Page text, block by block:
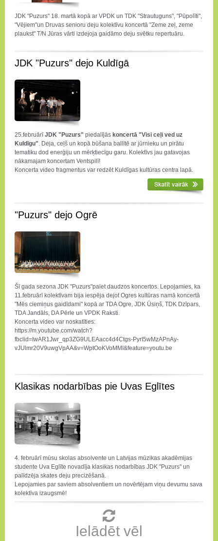
JDK "Puzurs" 18. martā kopā ar VPDK un TDK "Strautuguns", "Pūpolīti",
"Vējiem"un Druvas senioru deju kolektīvu koncertā "Zeme zeļ, zeme
plaukst" T/N Jūras vārti izdejoja gaidāmo deju svētku repertuāru.
JDK "Puzurs" dejo Kuldīgā
25.februārīJDK "Puzurs" piedalījās koncertā "Visi ceļi ved uz
Kuldīgu". Deja, ceļš un kopā būšana ballītē ar jūrnieku un pirātu
tematiku dod enerģiju un mērķtiecīgu garu. Kolektīvs jau gatavojas
nākamajam koncertam Ventspilī!
Koncerta video fragmentus var redzēt Kuldīgas kultūras centra lapā.
"Puzurs" dejo Ogrē
Šī gada sezona JDK "Puzurs"paiet daudzos koncertos. Lepojamies, ka
11.februārī kolektīvam bija iespēja dejot Ogres kultūras namā koncertā
"Mēs ciemiņus gaidīdami" kopā ar TDA Ogre, JDK Ūsiņš, TDK Dzīpars,
TDA Jandāls, DA Pērle un VPDK Raksti.
Koncerta video var noskatīties:
https://m.youtube.com/watch?
fbclid=IwAR1Jwr_qp3ZG9ULEAacc4d4Ctgs-PyrI5wMzAPnAy-
vJUlmr20V9uwgVpAA&v=WptOoKVoMMI&feature=youtu.be
Klasikas nodarbības pie Uvas Eglītes
4. februārī mūsu skolas absolvente un Latvijas mūzikas akadēmijas
studente Uva Eglīte novadīja klasikas nodarbības JDK "Puzurs" un
palīdzēja skates deju precizēšanā.
Lepojamies par saviem absolventiem un novērtējam viņu devumu sava
kolektīva izaugsmē!
Ielādēt vēl